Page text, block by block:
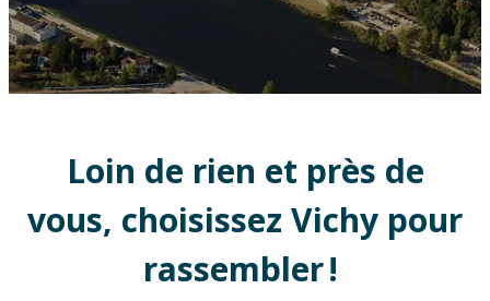
Loin de rien et près de
vous, choisissez Vichy pour
rassembler !